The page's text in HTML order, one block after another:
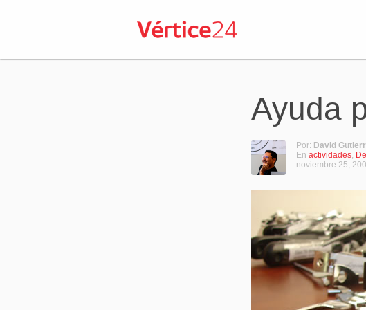
Ayuda
Por: David
En actividades,
noviembre 25,